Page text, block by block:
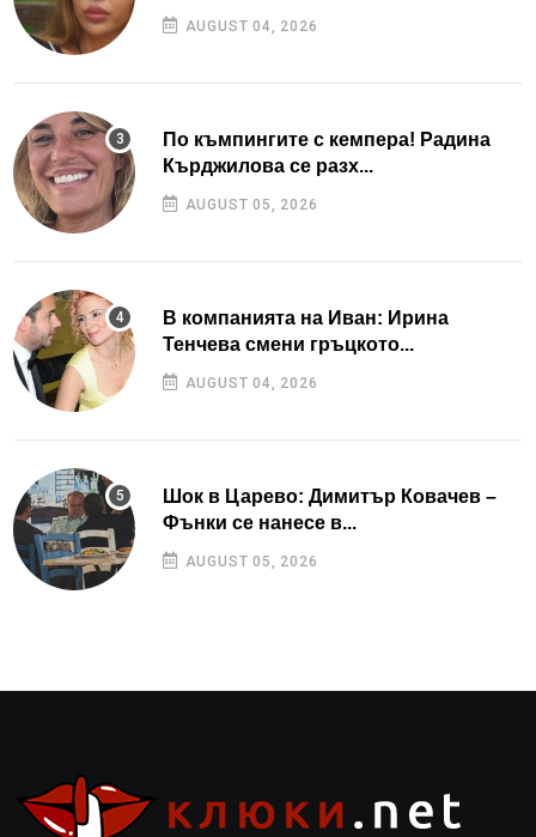
AUGUST 04, 2026
По къмпингите с кемпера! Радина
Кърджилова се разх...
AUGUST 05, 2026
В компанията на Иван: Ирина
Тенчева смени гръцкото...
AUGUST 04, 2026
Шок в Царево: Димитър Ковачев –
Фънки се нанесе в...
AUGUST 05, 2026